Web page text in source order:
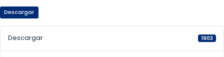
Descargar
Descargar 1903